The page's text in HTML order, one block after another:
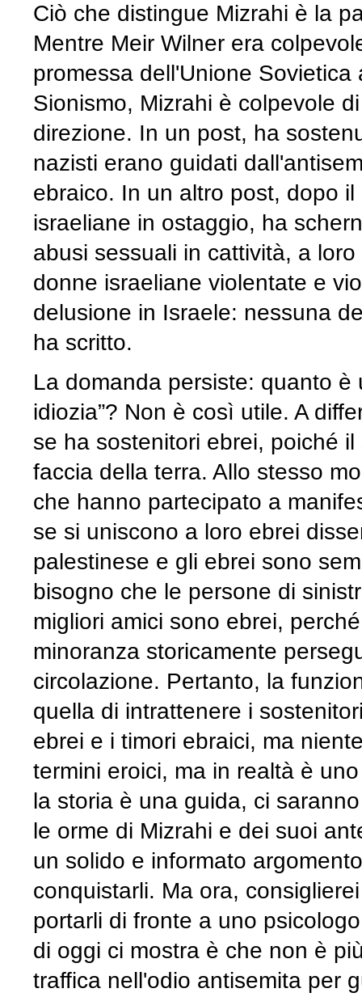
Ciò che distingue Mizrahi è la
Mentre Meir Wilner era
promessa dell'Unione
Sionismo, Mizrahi è colpevole
direzione. In un post, ha
nazisti erano guidati
ebraico. In un altro post, dopo
israeliane in ostaggio, ha
abusi sessuali in cattività, a
donne israeliane violentate e
delusione in Israele: nessuna
ha scritto.
La domanda persiste: quanto
idiozia”? Non è così utile. A
se ha sostenitori ebrei, poiché
faccia della terra. Allo stesso
che hanno partecipato a
se si uniscono a loro ebrei
palestinese e gli ebrei sono
bisogno che le persone di
migliori amici sono ebrei,
minoranza storicamente
circolazione. Pertanto, la
quella di intrattenere i
ebrei e i timori ebraici, ma
termini eroici, ma in realtà è
la storia è una guida, ci
le orme di Mizrahi e dei suoi
un solido e informato
conquistarli. Ma ora,
portarli di fronte a uno
di oggi ci mostra è che non è
traffica nell'odio antisemita per